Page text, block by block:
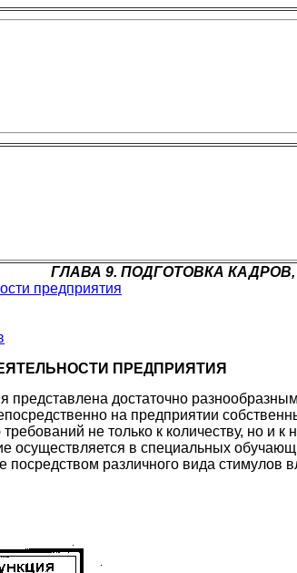
ГЛАВА 9. ПОДГОТОВКА
предприятия
ПРЕДПРИЯТИЯ
представлена достаточно
на предприятии
не только к количеству, но и
осуществляется в специальных
посредством различного вида стимулов